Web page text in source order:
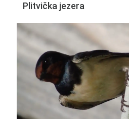
Plitvička jezera